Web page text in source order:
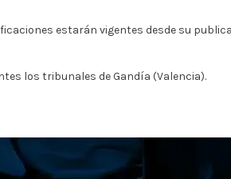
estarán vigentes desde su
los tribunales de Gandía (Valencia).